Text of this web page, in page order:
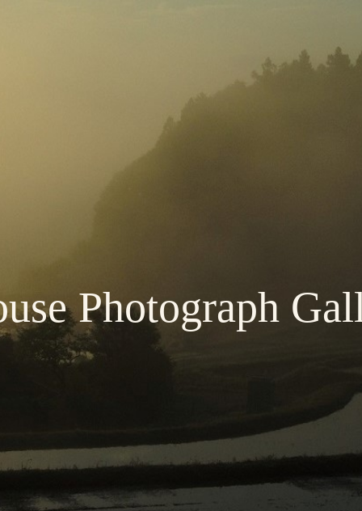
Photograph